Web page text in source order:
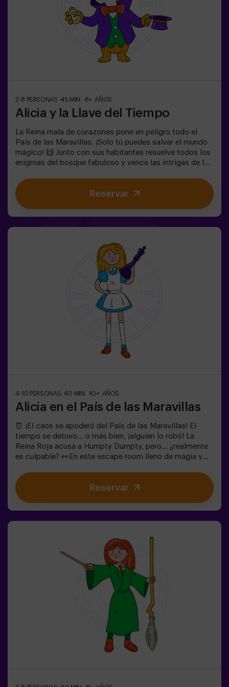
2-8 PERSONAS 45 MIN. 6+ AÑOS
Alicia y la Llave del Tiempo
La Reina mala de corazones pone en peligro todo el
País de las Maravillas. ¡Solo tú puedes salvar el mundo
mágico! 🙌 Junto con sus habitantes resuelve todos los
enigmas del bosque fabuloso y vence las intrigas de la
cautivante de tu vida con Alicia y el conejo? 🐇Es un
juego de escape destinado para niños a partir de 6 años
también! Tenemos posibilidad de reservar un espacio
tendrán que entrar acompañados por al menos de un
adulto.⚠️ Existen pasos estrechos ⚠️🧩 Nivel de
Reservar
4-10 PERSONAS 60 MIN. 10+ AÑOS
Alicia en el País de las Maravillas
⏰ ¡El caos se apoderó del País de las Maravillas! El
tiempo se detuvo... o más bien, ¡alguien lo robó! La
Reina Roja acusa a Humpty Dumpty, pero... ¿realmente
es culpable? 👀En este escape room lleno de magia y
enigmas absurdos (como los que le gustan al
Sombrerero).🔹 Enfrentarte a personajes icónicos
(¡cuidado con la Reina de Corazones!).🔹Encontrar el
building¿Serás tú quien salve este mundo fantástico?
❗Menores de 14 años: requieren 1 adulto
acompañanteOpción con monitor disponible (consulta
Reservar